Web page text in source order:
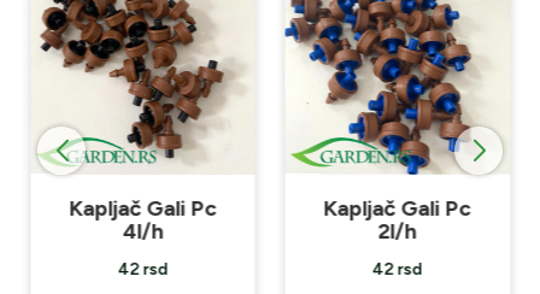
Kapljač Gali Pc
4l/h
42 rsd
Kapljač Gali Pc
2l/h
42 rsd